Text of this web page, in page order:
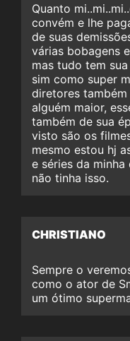
Quanto
convém e lhe
de suas
várias bobagens
mas tudo tem
sim como super
diretores
alguém maior,
também de sua
visto são os
mesmo estou hj
e séries da
não tinha isso.
CHRISTIANO
Sempre o
como o ator de
um ótimo